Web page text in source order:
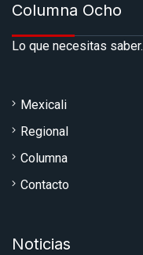
Columna Ocho
Lo que necesitas saber.
Mexicali
Regional
Columna
Contacto
Noticias